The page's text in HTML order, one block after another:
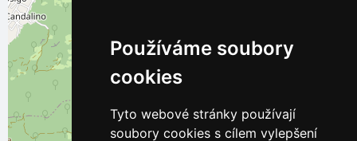
Používáme soubory
cookies
Tyto webové stránky používají
soubory cookies s cílem vylepšení